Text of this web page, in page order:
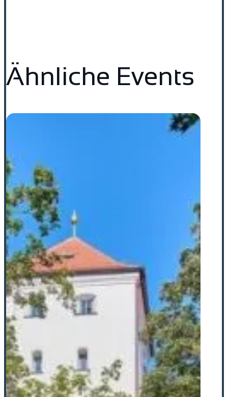
Ähnliche Events